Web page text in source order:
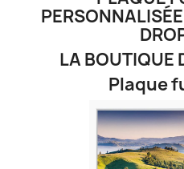
LA BOUTIQUE
Plaque